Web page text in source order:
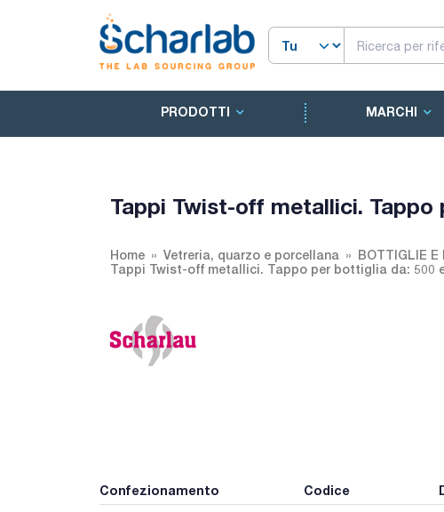
PRODOTTI MARCHI
Tappi Twist-off metallici.
Home Vetreria, quarzo e porcellana BOTTIGLIE E
Tappi Twist-off metallici. Tappo per bottiglia da: 500
Confezionamento Codice